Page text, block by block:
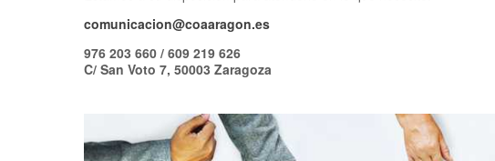
comunicacion@coaaragon.es
976 203 660 / 609 219 626
C/ San Voto 7, 50003 Zaragoza